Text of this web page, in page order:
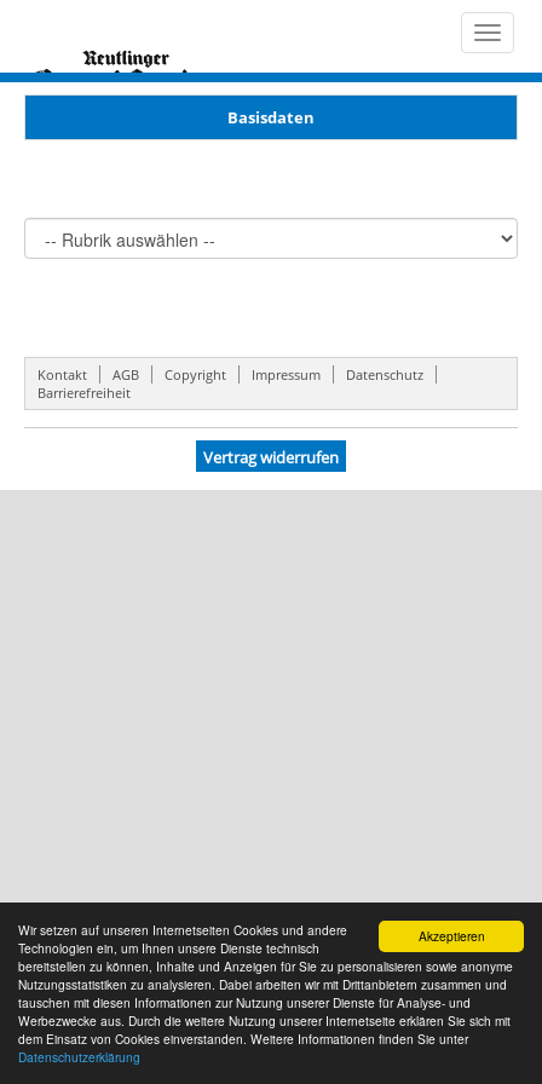
Akzeptieren
Wir setzen auf unseren Internetseiten Cookies und andere
Technologien ein, um Ihnen unsere Dienste technisch
bereitstellen zu können, Inhalte und Anzeigen für Sie zu personalisieren sowie anonyme
Nutzungsstatistiken zu analysieren. Dabei arbeiten wir mit Drittanbietern zusammen und
tauschen mit diesen Informationen zur Nutzung unserer Dienste für Analyse- und
Werbezwecke aus. Durch die weitere Nutzung unserer Internetseite erklären Sie sich mit
dem Einsatz von Cookies einverstanden. Weitere Informationen finden Sie unter
Datenschutzerklärung
Toggle
Basisdaten
Kontakt AGB Copyright Impressum
Datenschutz
Barrierefreiheit
Vertrag widerrufen